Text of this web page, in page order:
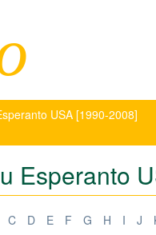
USA [1990-2008]
Esperanto
C D E F G H I J